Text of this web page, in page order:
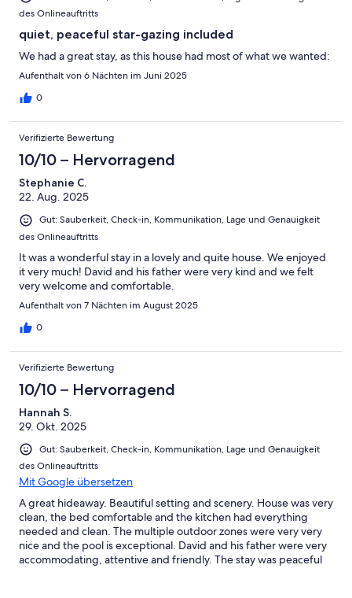
des Onlineauftritts
quiet, peaceful star-gazing included
We had a great stay, as this house had most of what we wanted:
Aufenthalt von 6 Nächten im Juni 2025
0
Verifizierte Bewertung
10/10 – Hervorragend
Stephanie C.
22. Aug. 2025
Gut: Sauberkeit, Check-in, Kommunikation, Lage und Genauigkeit
des Onlineauftritts
It was a wonderful stay in a lovely and quite house. We enjoyed
it very much! David and his father were very kind and we felt
very welcome and comfortable.
Aufenthalt von 7 Nächten im August 2025
0
Verifizierte Bewertung
10/10 – Hervorragend
Hannah S.
29. Okt. 2025
Gut: Sauberkeit, Check-in, Kommunikation, Lage und Genauigkeit
des Onlineauftritts
Mit Google übersetzen
A great hideaway. Beautiful setting and scenery. House was very
clean, the bed comfortable and the kitchen had everything
needed and clean. The multiple outdoor zones were very very
nice and the pool is exceptional. David and his father were very
accommodating, attentive and friendly. The stay was peaceful